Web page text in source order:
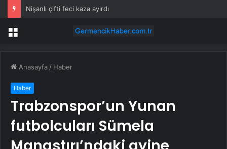
Nişanlı çifti feci kaza ayırdı
Menü
Anasayfa / Haber
Haber
Trabzonspor’un Yunan
futbolcuları Sümela